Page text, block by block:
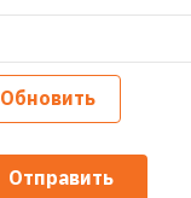
Обновить
Отправить